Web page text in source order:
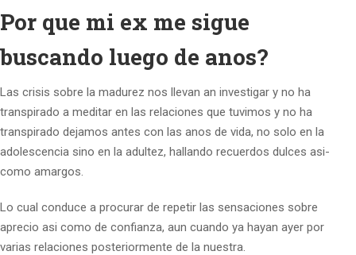
Por que mi ex me sigue
buscando luego de anos?
Las crisis sobre la madurez nos llevan an investigar y no ha
transpirado a meditar en las relaciones que tuvimos y no ha
transpirado dejamos antes con las anos de vida, no solo en la
adolescencia sino en la adultez, hallando recuerdos dulces asi­
como amargos.
Lo cual conduce a procurar de repetir las sensaciones sobre
aprecio asi­ como de confianza, aun cuando ya hayan ayer por
varias relaciones posteriormente de la nuestra.